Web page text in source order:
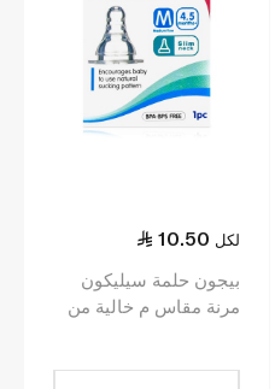
10.50 لكل
بيجون حلمة سيليكون
مرنة مقاس م خالية من